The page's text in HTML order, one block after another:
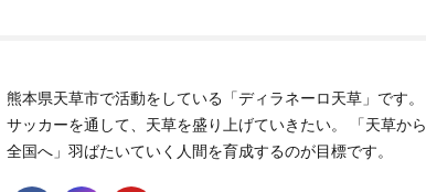
熊本県天草市で活動をしている「ディラネーロ天草」です。
サッカーを通して、天草を盛り上げていきたい。 「天草から
全国へ」羽ばたいていく人間を育成するのが目標です。